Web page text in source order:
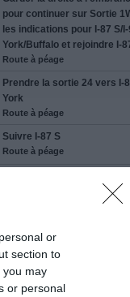
or
section to
you may
or personal
pour continuer sur Sortie
les indications pour I-87 S/
York/Buffalo et rejoindre I-
Route à péage
Prendre la sortie 24 vers I-
York
Route à péage
Suivre I-87 S
Route à péage
à
Route en partie à péage
Continuer sur
Entrée sur le territoire : New